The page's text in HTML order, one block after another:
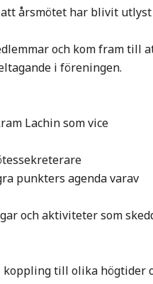
årsmötet har blivit
och kom fram till
i föreningen.
Lachin som vice
punkters agenda varav
och aktiviteter som
till olika högtider